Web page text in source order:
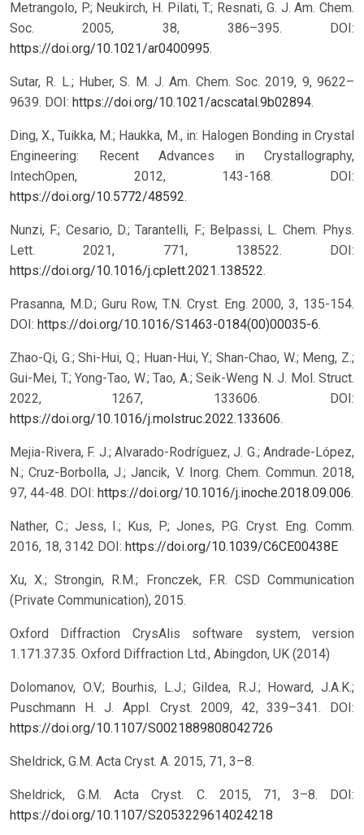
Metrangolo, P.; Neukirch, H. Pilati, T.; Resnati, G. J. Am. Chem.
Soc. 2005, 38, 386–395. DOI:
https://doi.org/10.1021/ar0400995.
Sutar, R. L.; Huber, S. M. J. Am. Chem. Soc. 2019, 9, 9622–
9639. DOI: https://doi.org/10.1021/acscatal.9b02894.
Ding, X., Tuikka, M.; Haukka, M., in: Halogen Bonding in Crystal
Engineering: Recent Advances in Crystallography,
IntechOpen, 2012, 143-168. DOI:
https://doi.org/10.5772/48592.
Nunzi, F.; Cesario, D.; Tarantelli, F.; Belpassi, L. Chem. Phys.
Lett. 2021, 771, 138522. DOI:
https://doi.org/10.1016/j.cplett.2021.138522.
Prasanna, M.D.; Guru Row, T.N. Cryst. Eng. 2000, 3, 135-154.
DOI: https://doi.org/10.1016/S1463-0184(00)00035-6.
Zhao-Qi, G.; Shi-Hui, Q.; Huan-Hui, Y.; Shan-Chao, W.; Meng, Z.;
Gui-Mei, T.; Yong-Tao, W.; Tao, A.; Seik-Weng N. J. Mol. Struct.
2022, 1267, 133606. DOI:
https://doi.org/10.1016/j.molstruc.2022.133606.
Mejia-Rivera, F. J.; Alvarado-Rodríguez, J. G.; Andrade-López,
N.; Cruz-Borbolla, J.; Jancik, V. Inorg. Chem. Commun. 2018,
97, 44-48. DOI: https://doi.org/10.1016/j.inoche.2018.09.006.
Nather, C.; Jess, I.; Kus, P.; Jones, P.G. Cryst. Eng. Comm.
2016, 18, 3142 DOI: https://doi.org/10.1039/C6CE00438E
Xu, X.; Strongin, R.M.; Fronczek, F.R. CSD Communication
(Private Communication), 2015.
Oxford Diffraction CrysAlis software system, version
1.171.37.35. Oxford Diffraction Ltd., Abingdon, UK (2014)
Dolomanov, O.V.; Bourhis, L.J.; Gildea, R.J.; Howard, J.A.K.;
Puschmann H. J. Appl. Cryst. 2009, 42, 339–341. DOI:
https://doi.org/10.1107/S0021889808042726
Sheldrick, G.M. Acta Cryst. A. 2015, 71, 3–8.
Sheldrick, G.M. Acta Cryst. C. 2015, 71, 3–8. DOI:
https://doi.org/10.1107/S2053229614024218